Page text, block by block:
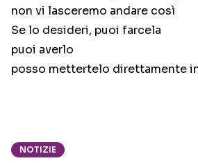
non vi lasceremo andare così
Se lo desideri, puoi farcela
puoi averlo
posso mettertelo direttamente
NOTIZIE